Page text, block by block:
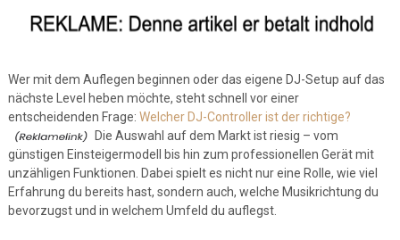
Wer mit dem Auflegen beginnen oder das eigene DJ-Setup auf das
nächste Level heben möchte, steht schnell vor einer
entscheidenden Frage: Welcher DJ-Controller ist der richtige?
Die Auswahl auf dem Markt ist riesig – vom
günstigen Einsteigermodell bis hin zum professionellen Gerät mit
unzähligen Funktionen. Dabei spielt es nicht nur eine Rolle, wie viel
Erfahrung du bereits hast, sondern auch, welche Musikrichtung du
bevorzugst und in welchem Umfeld du auflegst.